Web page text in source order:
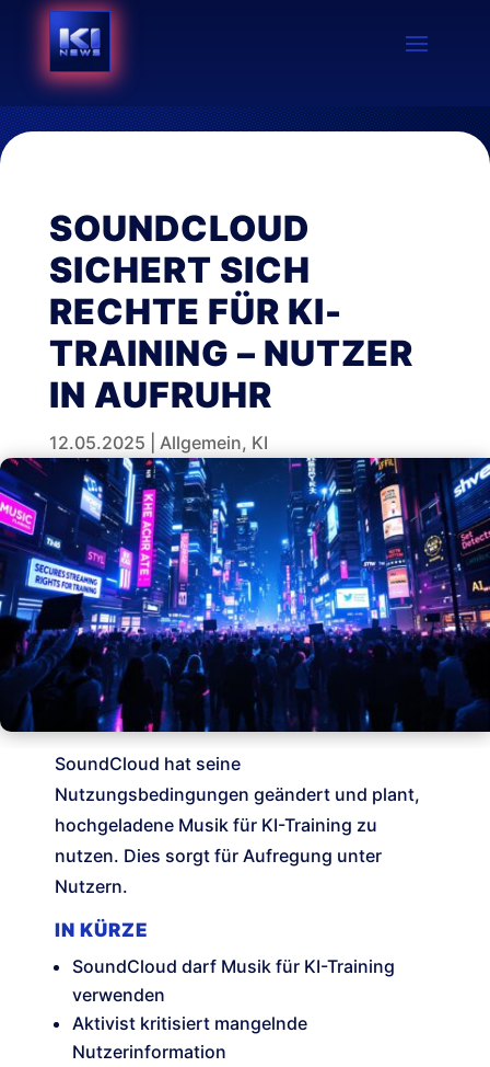
SOUNDCLOUD
SICHERT SICH
RECHTE FÜR KI-
TRAINING – NUTZER
IN AUFRUHR
12.05.2025 Allgemein, KI
SoundCloud hat seine
Nutzungsbedingungen geändert und plant,
hochgeladene Musik für KI-Training zu
nutzen. Dies sorgt für Aufregung unter
Nutzern.
IN KÜRZE
SoundCloud darf Musik für KI-Training
verwenden
Aktivist kritisiert mangelnde
Nutzerinformation